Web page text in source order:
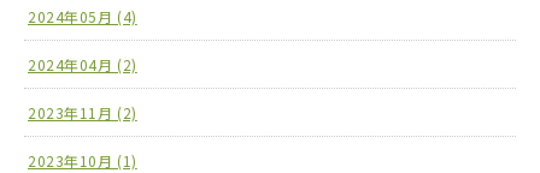
2024年05月 (4)
2024年04月 (2)
2023年11月 (2)
2023年10月 (1)